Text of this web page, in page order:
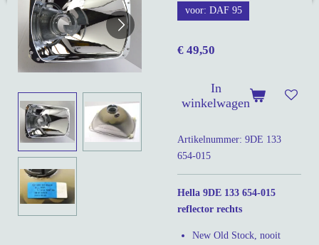
voor: DAF 95
€ 49,50
In
winkelwagen
Artikelnummer: 9DE 133
654-015
Hella 9DE 133 654-015
reflector rechts
New Old Stock, nooit